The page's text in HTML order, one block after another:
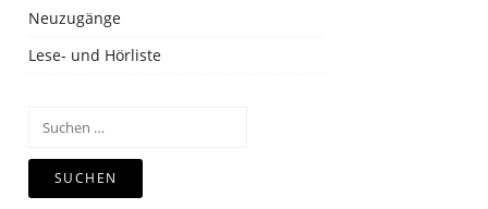
Neuzugänge
Lese- und Hörliste
Suchen